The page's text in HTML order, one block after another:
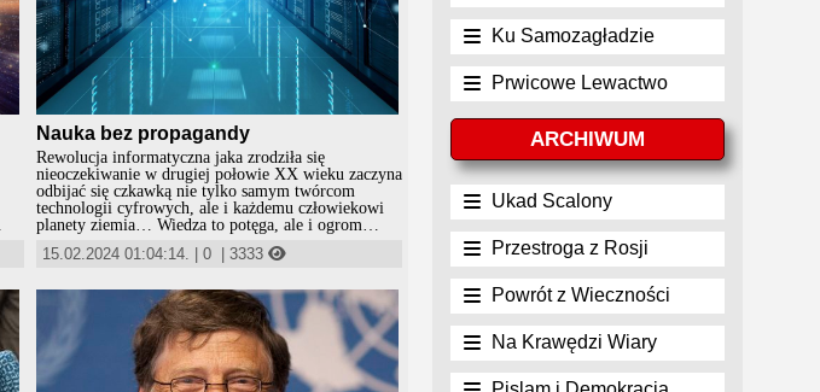
Nauka bez propagandy
Rewolucja informatyczna jaka zrodziła się
nieoczekiwanie w drugiej połowie XX wieku zaczyna
odbijać się czkawką nie tylko samym twórcom
technologii cyfrowych, ale i każdemu człowiekowi
planety ziemia… Wiedza to potęga, ale i ogrom
doprowadził do nagromadzenia takich ilości danych,
przetworzyć i z nich skorzystać.
15.02.2024 01:04:14. 0 3333
Ku Samozagładzie
Prwicowe Lewactwo
ARCHIWUM
Ukad Scalony
Przestroga z Rosji
Powrót z Wieczności
Na Krawędzi Wiary